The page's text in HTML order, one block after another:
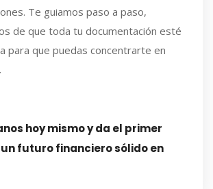
Te guiamos paso a paso,
de que toda tu documentación esté
para que puedas concentrarte en
hoy mismo y da el primer
futuro financiero sólido en